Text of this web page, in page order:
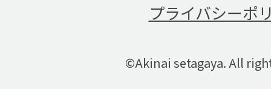
プライバシーポ
©Akinai setagaya. All